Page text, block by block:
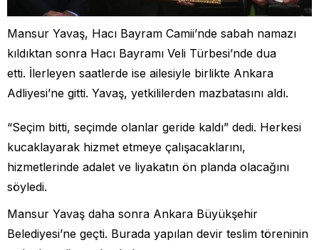
Mansur Yavaş, Hacı Bayram Camii’nde sabah namazı
kıldıktan sonra Hacı Bayramı Veli Türbesi’nde dua
etti. İlerleyen saatlerde ise ailesiyle birlikte Ankara
Adliyesi’ne gitti. Yavaş, yetkililerden mazbatasını aldı.
“Seçim bitti, seçimde olanlar geride kaldı” dedi. Herkesi
kucaklayarak hizmet etmeye çalışacaklarını,
hizmetlerinde adalet ve liyakatın ön planda olacağını
söyledi.
Mansur Yavaş daha sonra Ankara Büyükşehir
Belediyesi’ne geçti. Burada yapılan devir teslim töreninin